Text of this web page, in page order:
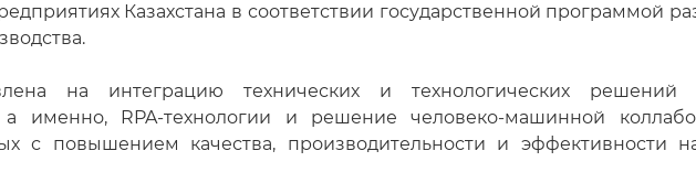
Казахстана в соответствии государственной программой
на интеграцию технических и технологических
а именно, RPA-технологии и решение человеко-машинной
с повышением качества, производительности и эффективности